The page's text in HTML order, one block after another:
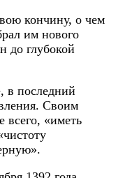
кончину, о чем
им нового
до глубокой
в последний
Своим
всего, «иметь